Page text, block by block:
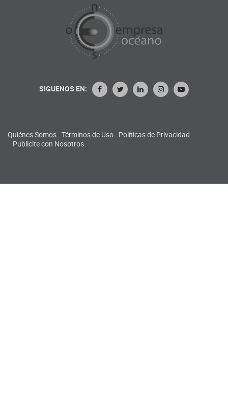
SIGUENOS EN:
Quiénes Somos Términos de Uso Políticas de Privacidad
Publicite con Nosotros